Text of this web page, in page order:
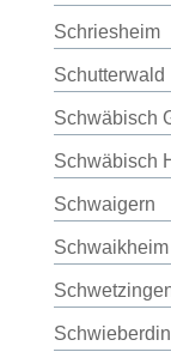
Schriesheim
Schutterwald
Schwäbisch
Schwäbisch
Schwaigern
Schwaikheim